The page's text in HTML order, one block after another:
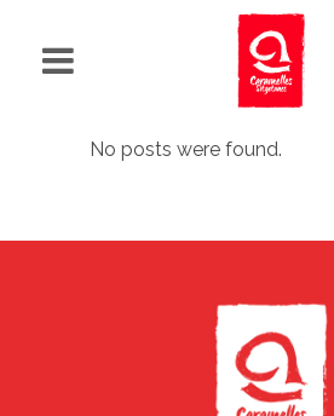
No posts were found.